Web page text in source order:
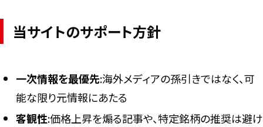
当サイトのサポート方針
一次情報を最優先:海外メディアの孫引きではなく、可
能な限り元情報にあたる
客観性:価格上昇を煽る記事や、特定銘柄の推奨は避け